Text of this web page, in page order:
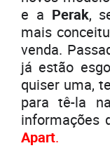
e a Perak,
mais
venda.
já estão
quiser uma,
para tê-la
informações
Apart.